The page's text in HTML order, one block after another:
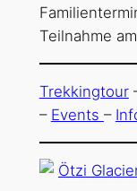
Teilnahme
Trekkingtour
– Events –